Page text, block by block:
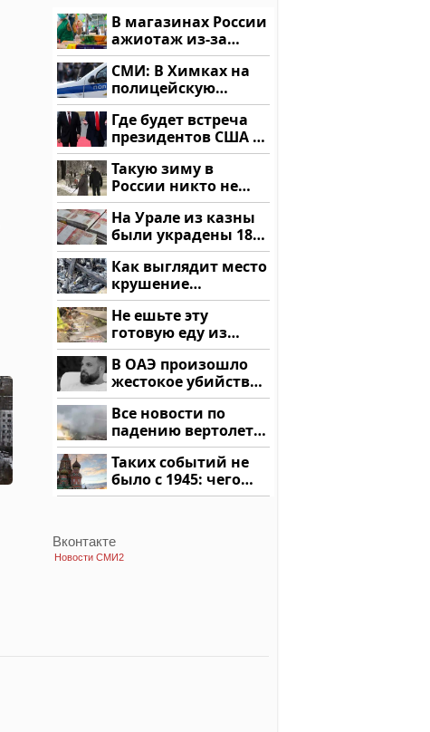
В магазинах России
ажиотаж из-за
этого продукта: что
купить?
СМИ: В Химках на
полицейскую
машину напали и
подожгли.
Где будет встреча
президентов США и
России: Европа?
Такую зиму в
России никто не
ждал: как так?!
На Урале из казны
были украдены 18
миллионов рублей
Как выглядит место
крушение
вертолета на
Кавказе: смотреть
Не ешьте эту
готовую еду из
магазина: список
В ОАЭ произошло
жестокое убийство
криптомиллионера
Все новости по
падению вертолета
на Кавказе: читать
здесь
Таких событий не
было с 1945: чего
ждать всем нам?
Вконтакте
Новости СМИ2